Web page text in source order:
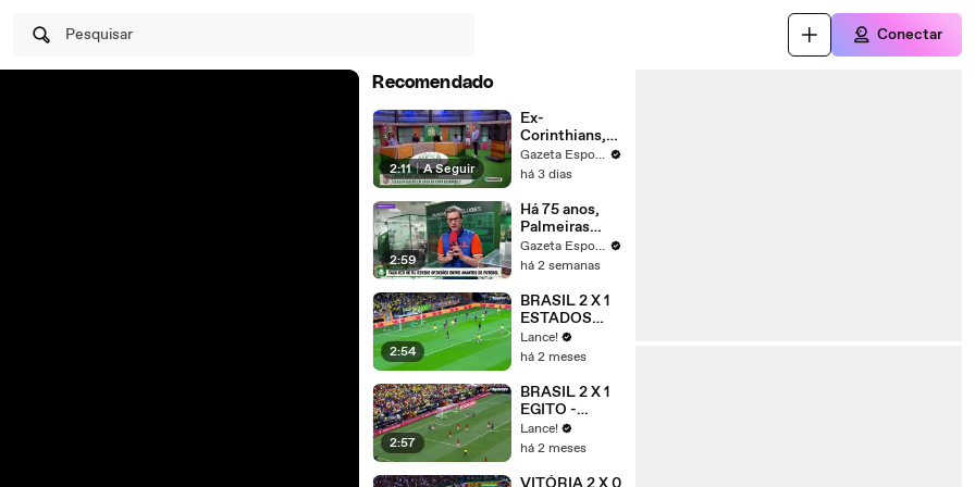
Pesquisar Conectar
Recomendado
2:11 | A Seguir
Ex-
Corinthians,
Zenon e
Bernardo
time precisa
para virar
contra o Inter
Gazeta Esportiva
há 3 dias
2:59
Há 75 anos,
Palmeiras
conquistava a
Copa Rio
Gazeta Esportiva
há 2 semanas
2:54
BRASIL 2 X 1
ESTADOS
UNIDOS -
MELHORES
- AMISTOSO
- FEMININO
Lance!
há 2 meses
2:57
BRASIL 2 X 1
EGITO -
MELHORES
MOMENTOS
- COPA 2026
Lance!
há 2 meses